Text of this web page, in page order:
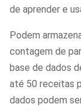
de aprender e
Podem
contagem de
base de dados
até 50 receitas
dados podem